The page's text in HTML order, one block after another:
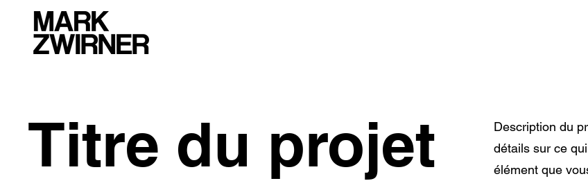
Titre du projet
Description du
détails sur ce
élément que